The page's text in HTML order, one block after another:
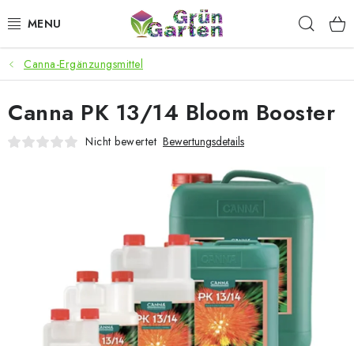
Inhalt
ANGEBOTE
LED PFLANZENLAMPEN
ANBAUBEDARF FÜR DEN HEIMANBAU
SMARTER GARTEN
Geschäftsbewertung Kaufberatung AGB
Blog
Datenschutzerklärung Impressum
Canna-Ergänzungsmittel
Canna PK 13/14 Bloom Booster
Nicht bewertet Bewertungsdetails